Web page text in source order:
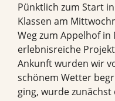
Pünktlich zum Start
Klassen am
Weg zum Appelhof
erlebnisreiche
Ankunft wurden wir
schönem Wetter
ging, wurde